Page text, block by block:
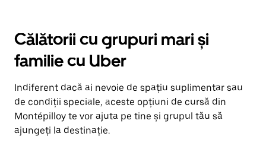
Călătorii cu grupuri mari și
familie cu Uber
Indiferent dacă ai nevoie de spațiu suplimentar sau
de condiții speciale, aceste opțiuni de cursă din
Montépilloy te vor ajuta pe tine și grupul tău să
ajungeți la destinație.